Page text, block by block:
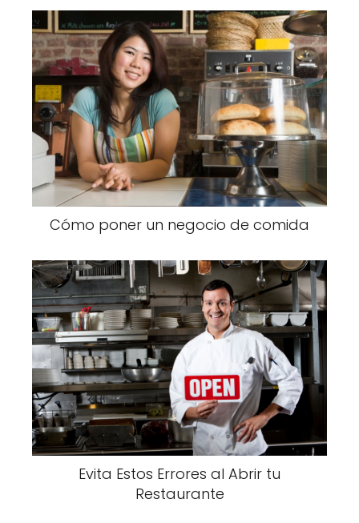
Cómo poner un negocio de comida
Evita Estos Errores al Abrir tu
Restaurante